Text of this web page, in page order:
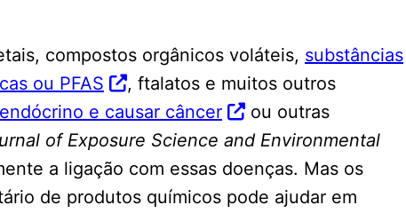
compostos orgânicos voláteis, substâncias
ou PFAS
, ftalatos e muitos outros
e causar câncer
ou outras
of Exposure Science and Environmental
a ligação com essas doenças. Mas os
de produtos químicos pode ajudar em